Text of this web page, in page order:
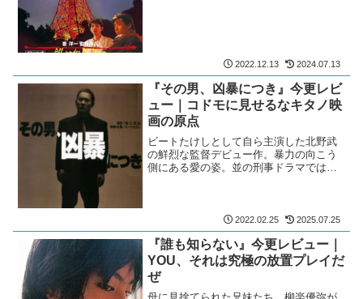
2022.12.13 2024.07.13
『その男、凶暴につき』今更レビ
ュー｜コドモに見せるなキタノ映
画の原点
ビートたけしとして自ら主演した北野武
の鮮烈な監督デビュー作。暴力の向こう
側にある愛の姿。並の刑事ドラマではな
2022.02.25 2025.07.25
『誰も知らない』今更レビュー｜
YOU、それは究極の放置プレイだ
ぜ